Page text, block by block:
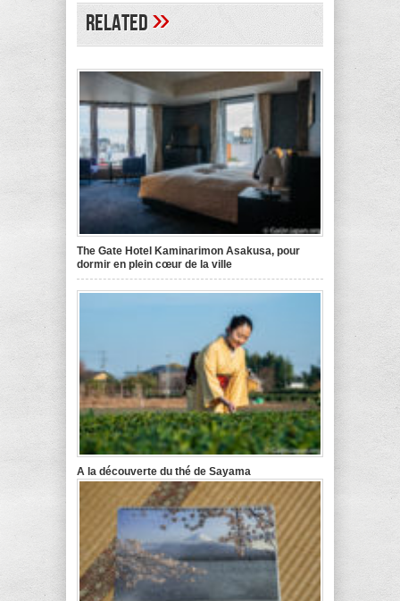
Related»
The Gate Hotel Kaminarimon Asakusa, pour
dormir en plein cœur de la ville
A la découverte du thé de Sayama